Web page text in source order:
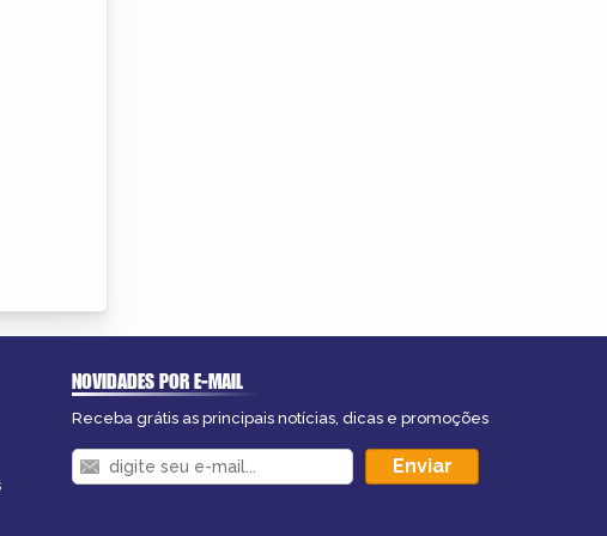
NOVIDADES POR E-MAIL
Receba grátis as principais notícias, dicas e promoções